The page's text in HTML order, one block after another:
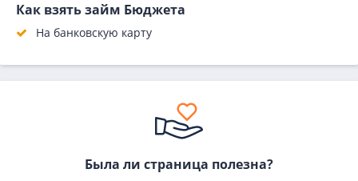
Как взять займ Бюджета
На банковскую карту
Была ли страница полезна?